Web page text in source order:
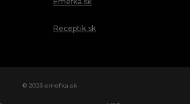
Receptik.sk
© 2026 emefka.sk